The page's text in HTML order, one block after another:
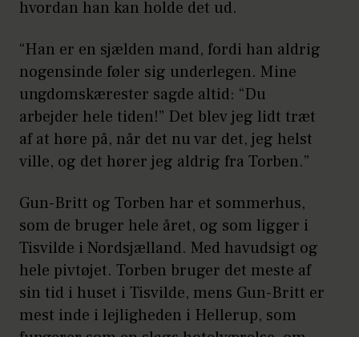
hvordan han kan holde det ud.
“Han er en sjælden mand, fordi han aldrig
nogensinde føler sig underlegen. Mine
ungdomskærester sagde altid: “Du
arbejder hele tiden!” Det blev jeg lidt træt
af at høre på, når det nu var det, jeg helst
ville, og det hører jeg aldrig fra Torben.”
Gun-Britt og Torben har et sommerhus,
som de bruger hele året, og som ligger i
Tisvilde i Nordsjælland. Med havudsigt og
hele pivtøjet. Torben bruger det meste af
sin tid i huset i Tisvilde, mens Gun-Britt er
mest inde i lejligheden i Hellerup, som